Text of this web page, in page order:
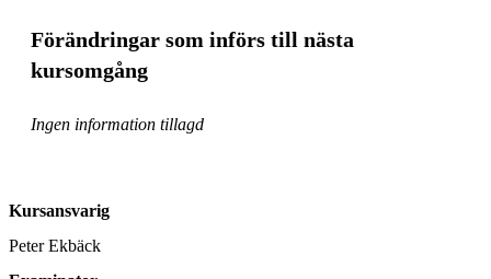
Förändringar som införs till nästa
kursomgång
Ingen information tillagd
Kursansvarig
Peter Ekbäck